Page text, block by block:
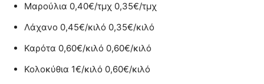
Μαρούλια 0,40€/τμχ 0,35€/τμχ
Λάχανο 0,45€/κιλό 0,35€/κιλό
Καρότα 0,60€/κιλό 0,60€/κιλό
Κολοκύθια 1€/κιλό 0,60€/κιλό